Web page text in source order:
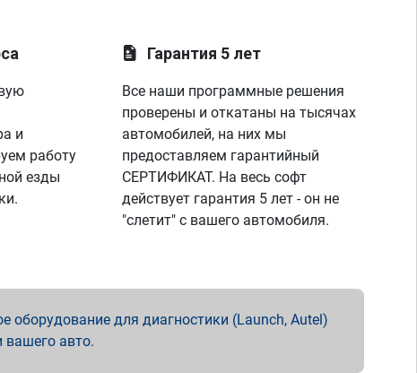
и
работу
езды
Гарантия 5 лет
Все наши программные решения
проверены и откатаны на тысячах
автомобилей, на них мы
предоставляем гарантийный
СЕРТИФИКАТ. На весь софт
действует гарантия 5 лет - он не
"слетит" с вашего автомобиля.
для диагностики (Launch, Autel)
вашего авто.